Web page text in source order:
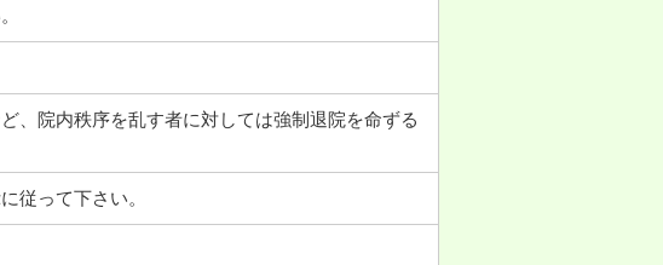
、院内秩序を乱す者に対しては強制退院を命ずる
従って下さい。